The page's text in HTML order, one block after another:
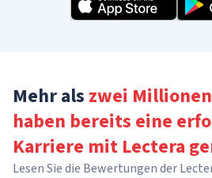
Mehr als zwei
haben bereits eine
Karriere mit Lectera
Lesen Sie die Bewertungen der